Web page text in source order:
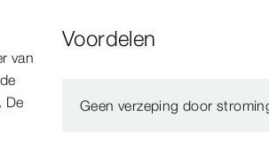
van
De
Voordelen
Geen verzeping door